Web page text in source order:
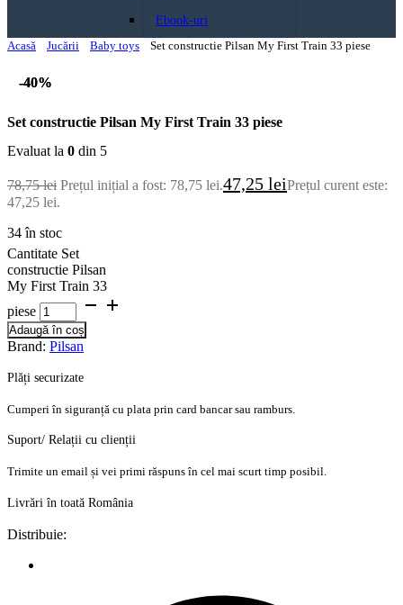
Ebook-uri
Acasă
Jucării Baby toys Set constructie Pilsan My First Train 33 piese
-40%
-40%
Set constructie Pilsan My First Train 33 piese
Evaluat la 0 din 5
78,75lei Prețul inițial a fost: 78,75 lei.47,25 leiPrețul curent este:
47,25 lei.
34 în stoc
Cantitate Set
constructie Pilsan
My First Train 33
piese
Adaugă în coș
Brand: Pilsan
Plăți securizate
Cumperi în siguranță cu plata prin card bancar sau ramburs.
Suport/ Relații cu clienții
Trimite un email și vei primi răspuns în cel mai scurt timp posibil.
Livrări în toată România
Distribuie: